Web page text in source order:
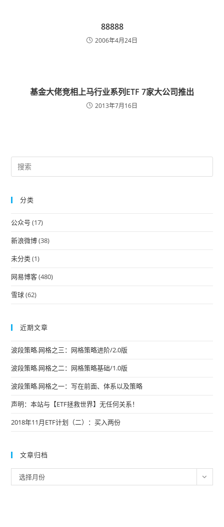
88888
2006年4月24日
基金大佬竞相上马行业系列ETF 7家大公司推出
2013年7月16日
分类
公众号 (17)
新浪微博(38)
未分类(1)
网易博客(480)
雪球(62)
近期文章
波段策略.网格之三：网格策略进阶/2.0版
波段策略.网格之二：网格策略基础/1.0版
波段策略.网格之一：写在前面、体系以及策略
声明：本站与【ETF拯救世界】无任何关系！
2018年11月ETF计划（二）：买入两份
文章归档
章
选择月份